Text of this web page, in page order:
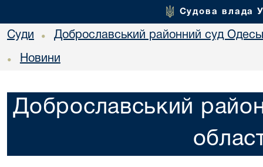
Судова влада
Суди • Доброславський районний суд
• Новини
Доброславський